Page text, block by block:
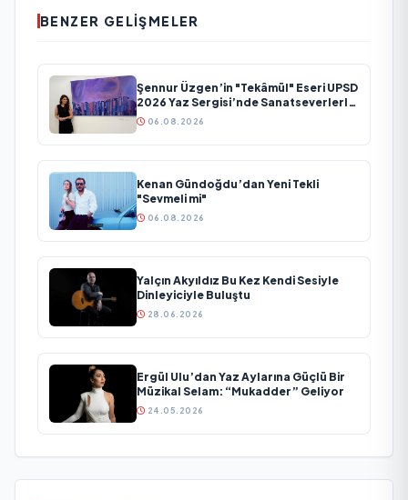
BENZER GELIŞMELER
Şennur Üzgen’in "Tekâmül" Eseri UPSD
2026 Yaz Sergisi’nde Sanatseverlerle
Buluşuyor
06.08.2026
Kenan Gündoğdu’dan Yeni Tekli
"Sevmeli mi"
06.08.2026
Yalçın Akyıldız Bu Kez Kendi Sesiyle
Dinleyiciyle Buluştu
28.06.2026
Ergül Ulu’dan Yaz Aylarına Güçlü Bir
Müzikal Selam: “Mukadder” Geliyor
24.05.2026